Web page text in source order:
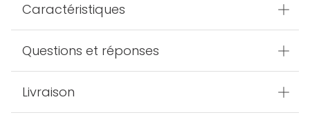
Caractéristiques
Questions et réponses
Livraison